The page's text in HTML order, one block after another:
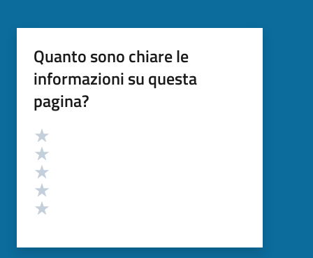
Quanto sono chiare le
informazioni su questa
pagina?
Valutazione